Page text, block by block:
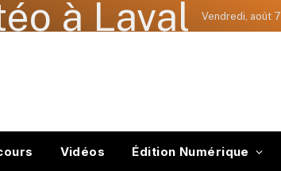
à Laval Vendredi, août 7
Vidéos Édition Numérique